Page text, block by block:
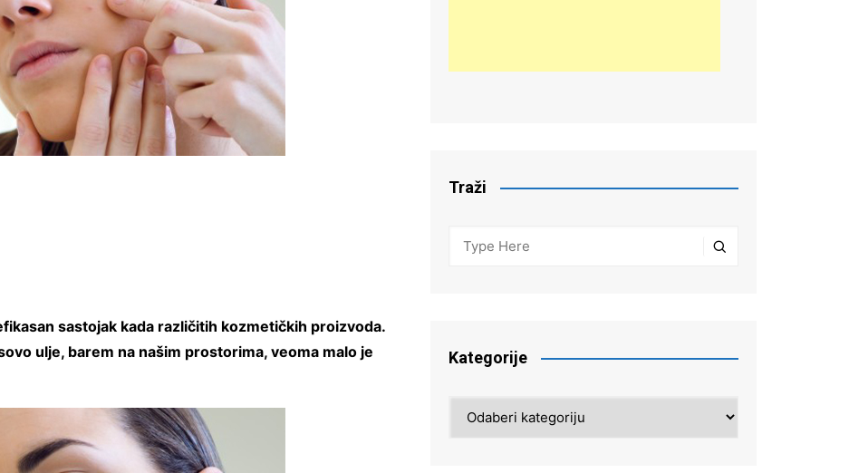
sastojak kada različitih kozmetičkih proizvoda.
ulje, barem na našim prostorima, veoma malo je
Traži
Kategorije